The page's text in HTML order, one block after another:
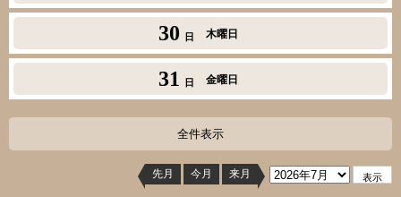
30 日 木曜日
31 日 金曜日
全件表示
先月 今月 来月